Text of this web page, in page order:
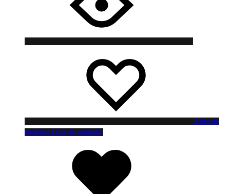
Liste de
souhaits Liste de souhaits